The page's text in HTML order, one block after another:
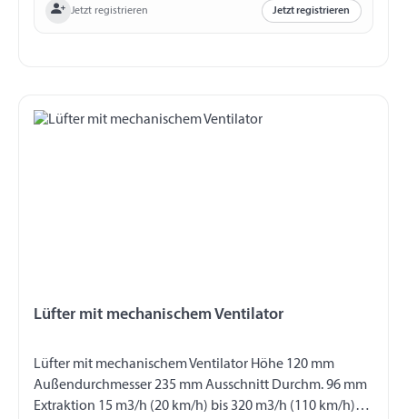
Jetzt registrieren Jetzt registrieren
Lüfter mit mechanischem Ventilator
Lüfter mit mechanischem Ventilator Höhe 120 mm
Außendurchmesser 235 mm Ausschnitt Durchm. 96 mm
Extraktion 15 m3/h (20 km/h) bis 320 m3/h (110 km/h)